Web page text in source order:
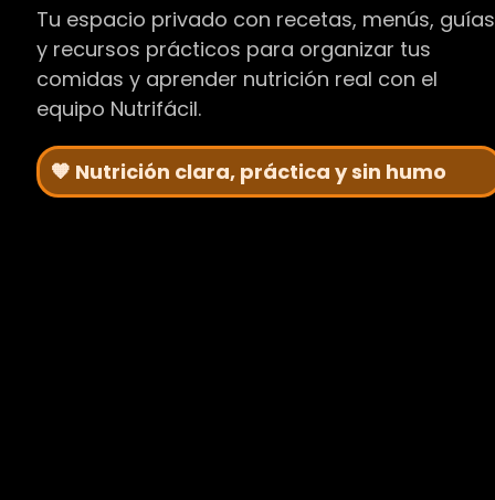
Tu espacio privado con recetas, menús, guías
y recursos prácticos para organizar tus
comidas y aprender nutrición real con el
equipo Nutrifácil.
🧡 Nutrición clara, práctica y sin humo